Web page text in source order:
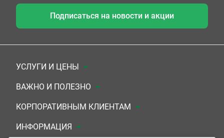
Подписаться на новости и акции
УСЛУГИ И ЦЕНЫ
Анализы
Комплексы
УЗИ
ВАЖНО И ПОЛЕЗНО
Документы для заключения договора
Система скидок
КОРПОРАТИВНЫМ КЛИЕНТАМ
Медицинским организациям
ИНФОРМАЦИЯ